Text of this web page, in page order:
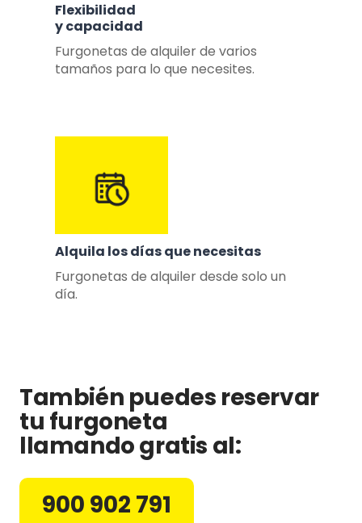
Flexibilidad
y capacidad
Furgonetas de alquiler de varios
tamaños para lo que necesites.
Alquila los días que necesitas
Furgonetas de alquiler desde solo un
día.
También puedes reservar
tu furgoneta
llamando gratis al:
900 902 791